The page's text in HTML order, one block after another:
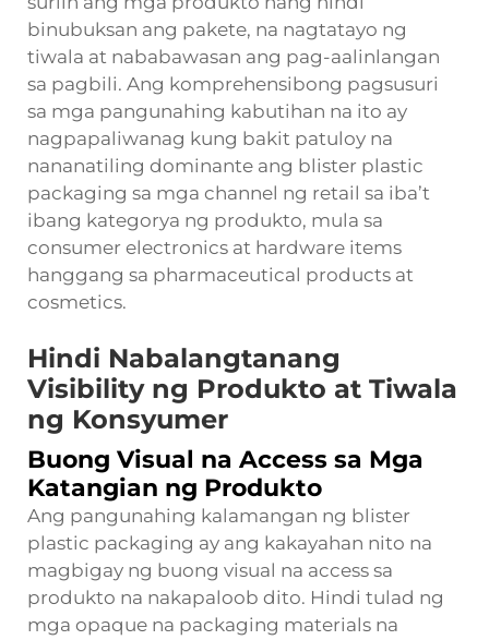
binubuksan ang pakete, na nagtatayo ng
tiwala at nababawasan ang pag-aalinlangan
sa pagbili. Ang komprehensibong pagsusuri
sa mga pangunahing kabutihan na ito ay
nagpapaliwanag kung bakit patuloy na
nananatiling dominante ang blister plastic
packaging sa mga channel ng retail sa iba’t
ibang kategorya ng produkto, mula sa
consumer electronics at hardware items
hanggang sa pharmaceutical products at
cosmetics.
Hindi Nabalangtanang
Visibility ng Produkto at Tiwala
ng Konsyumer
Buong Visual na Access sa Mga
Katangian ng Produkto
Ang pangunahing kalamangan ng blister
plastic packaging ay ang kakayahan nito na
magbigay ng buong visual na access sa
produkto na nakapaloob dito. Hindi tulad ng
mga opaque na packaging materials na